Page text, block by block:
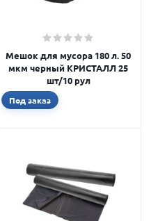
Мешок для мусора 180 л. 50
мкм черный КРИСТАЛЛ 25
шт/10 рул
Под заказ